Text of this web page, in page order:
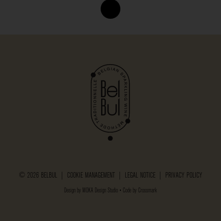
© 2026 BELBUL | COOKIE MANAGEMENT LEGAL NOTICE PRIVACY POLICY
Design by MOKA Design Studio • Code by Crossmark